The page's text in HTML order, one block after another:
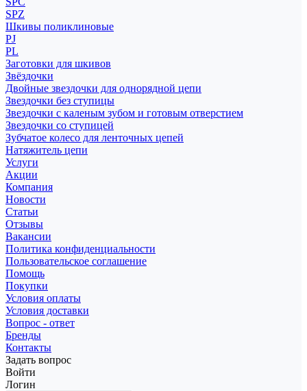
SPZ
Шкивы поликлиновые
PJ
PL
Заготовки для шкивов
Звёздочки
Двойные звездочки для однорядной цепи
Звездочки без ступицы
Звездочки с каленым зубом и готовым отверстием
Звездочки со ступицей
Зубчатое колесо для ленточных цепей
Натяжитель цепи
Услуги
Акции
Компания
Новости
Статьи
Отзывы
Вакансии
Политика конфиденциальности
Пользовательское соглашение
Помощь
Покупки
Условия оплаты
Условия доставки
Вопрос - ответ
Бренды
Контакты
Задать вопрос
Войти
Логин